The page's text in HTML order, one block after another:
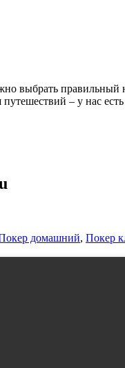
выбрать
– у нас
домашний, Покер